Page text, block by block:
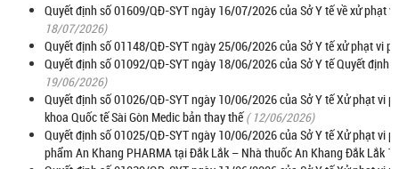
Quyết định số 01609/QĐ-SYT ngày 16/07/2026 của Sở Y tế về xử phạt
18/07/2026)
Quyết định số 01148/QĐ-SYT ngày 25/06/2026 của Sở Y tế xử phạt vi
Quyết định số 01092/QĐ-SYT ngày 18/06/2026 của Sở Y tế Quyết định
19/06/2026)
Quyết định số 01026/QĐ-SYT ngày 10/06/2026 của Sở Y tế Xử phạt vi
khoa Quốc tế Sài Gòn Medic bản thay thế ( 12/06/2026)
Quyết định số 01025/QĐ-SYT ngày 10/06/2026 của Sở Y tế Xử phạt vi
phẩm An Khang PHARMA tại Đắk Lắk – Nhà thuốc An Khang Đắk Lắk